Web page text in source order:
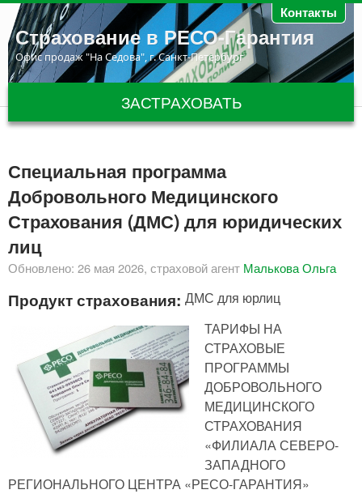
Перейти к основному содержанию Контакты
Страхование в РЕСО-Гарантия
Офис продаж "На Седова", г. Санкт-Петербург
ЗАСТРАХОВАТЬ
Специальная программа
Добровольного Медицинского
Страхования (ДМС) для юридических
лиц
Обновлено: 26 мая 2026, страховой агент Малькова Ольга
Продукт страхования: ДМС для юрлиц
ТАРИФЫ НА
СТРАХОВЫЕ
ПРОГРАММЫ
ДОБРОВОЛЬНОГО
МЕДИЦИНСКОГО
СТРАХОВАНИЯ
«ФИЛИАЛА СЕВЕРО-
ЗАПАДНОГО
РЕГИОНАЛЬНОГО ЦЕНТРА «РЕСО-ГАРАНТИЯ»